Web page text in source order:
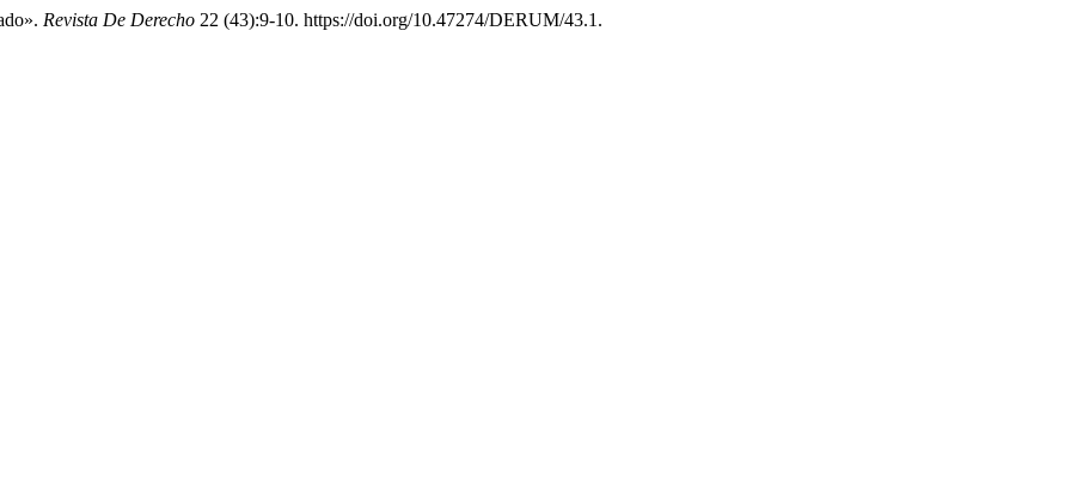
Revista De Derecho 22 (43):9‑10. https://doi.org/10.47274/DERUM/43.1.